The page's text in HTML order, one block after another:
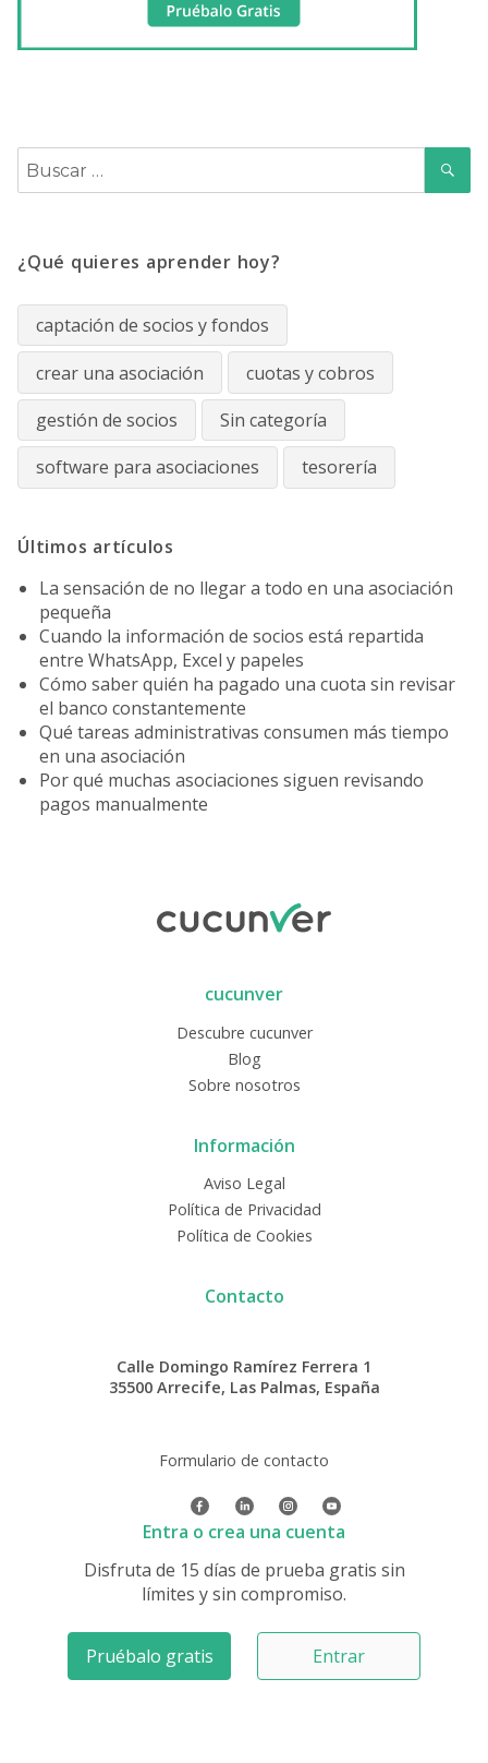
Buscar
por:
¿Qué quieres aprender hoy?
captación de socios y fondos
crear una asociación
cuotas y cobros
gestión de socios
Sin categoría
software para asociaciones
tesorería
Últimos artículos
La sensación de no llegar a todo en una asociación
pequeña
Cuando la información de socios está repartida
entre WhatsApp, Excel y papeles
Cómo saber quién ha pagado una cuota sin revisar
el banco constantemente
Qué tareas administrativas consumen más tiempo
en una asociación
Por qué muchas asociaciones siguen revisando
pagos manualmente
cucunver
Descubre cucunver
Blog
Sobre nosotros
Información
Aviso Legal
Política de Privacidad
Política de Cookies
Contacto
Calle Domingo Ramírez Ferrera 1
35500 Arrecife, Las Palmas, España
Formulario de contacto
Entra o crea una cuenta
Disfruta de 15 días de prueba gratis sin
límites y sin compromiso.
Pruébalo gratis Entrar